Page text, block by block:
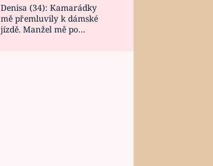
Denisa (34): Kamarádky
mě přemluvily k dámské
jízdě. Manžel mě po